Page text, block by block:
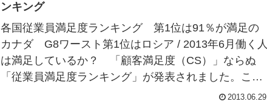
ンキング
各国従業員満足度ランキング 第1位は91％が満足の
カナダ G8ワースト第1位はロシア / 2013年6月働く人
は満足しているか？ 「顧客満足度（CS）」ならぬ
「従業員満足度ランキング」が発表されました。この
2013.06.29